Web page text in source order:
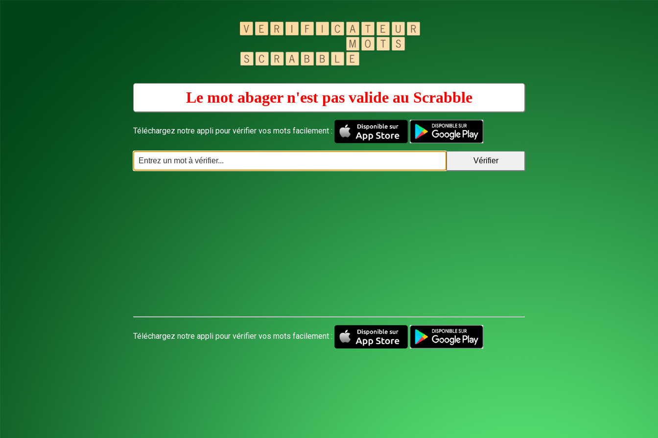
Le mot abager n'est pas valide au Scrabble
Téléchargez notre appli pour vérifier vos mots facilement :
Téléchargez notre appli pour vérifier vos mots facilement :